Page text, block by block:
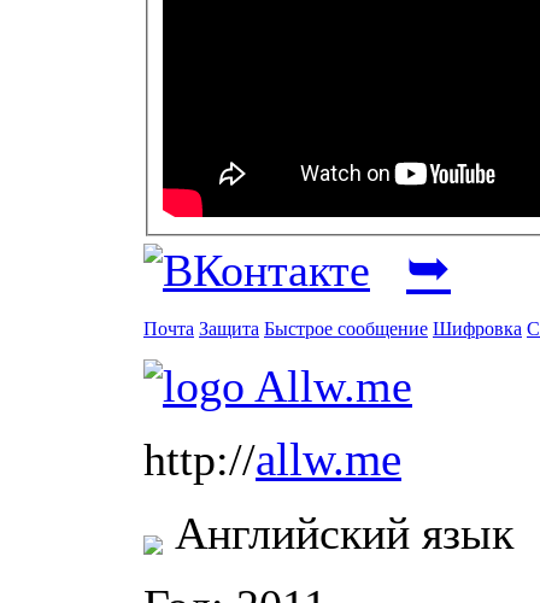
➥
Почта Защита Быстрое сообщение Шифровка
http://allw.me
Английский язык